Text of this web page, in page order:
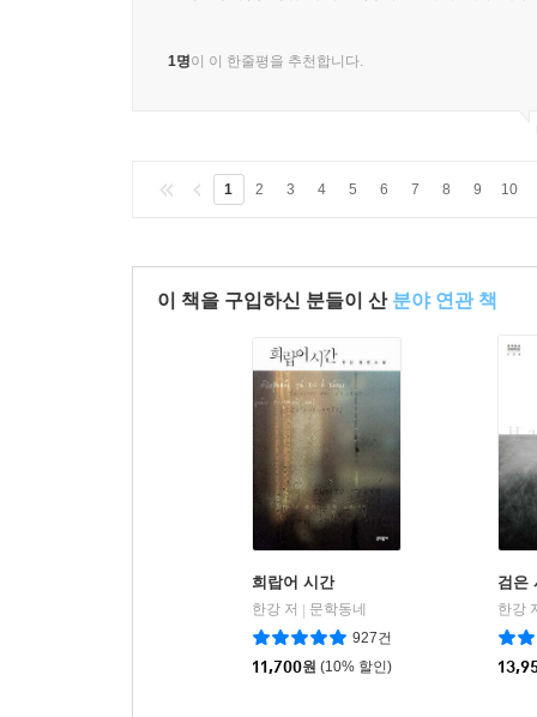
1명이 이 한줄평을 추천합니다.
1 2 3 4 5 6 7 8 9 10
이 책을 구입하신 분들이 산 분야 연관 책
희랍어 시간
한강 저
문학동네
927건
11,700원 (10% 할인)
검은
한강